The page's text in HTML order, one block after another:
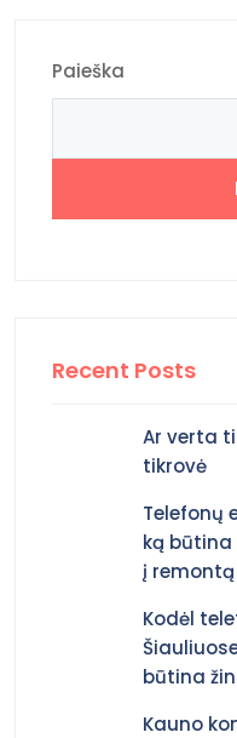
Paieška
Recent Posts
Ar verta
tikrovė
Telefonų
ką būtina
į remontą
Kodėl
būtina
Kauno